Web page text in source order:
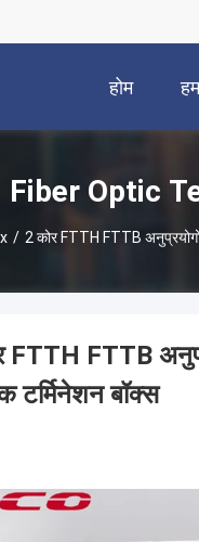
होम
Fiber Optic
/ 2 कोर FTTH FTTB
FTTH FTTB
टर्मिनेशन बॉक्स